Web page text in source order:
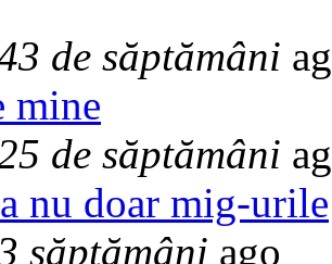
de săptămâni
mine
de săptămâni
nu doar mig-urile
săptămâni ago